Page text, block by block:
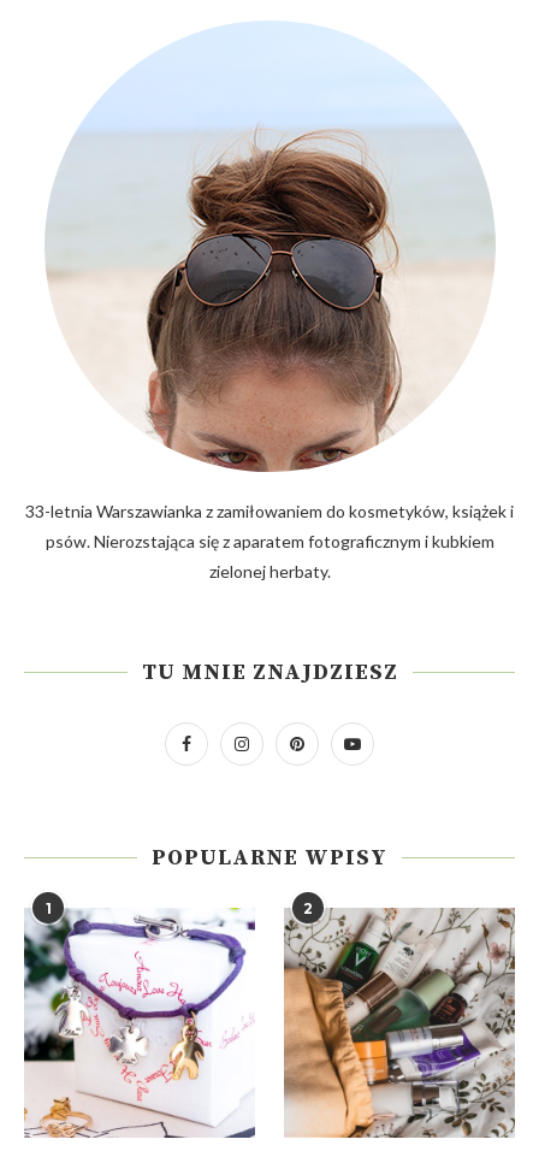
33-letnia Warszawianka z zamiłowaniem do kosmetyków, książek i
psów. Nierozstająca się z aparatem fotograficznym i kubkiem
zielonej herbaty.
TU MNIE ZNAJDZIESZ
POPULARNE WPISY
1 2